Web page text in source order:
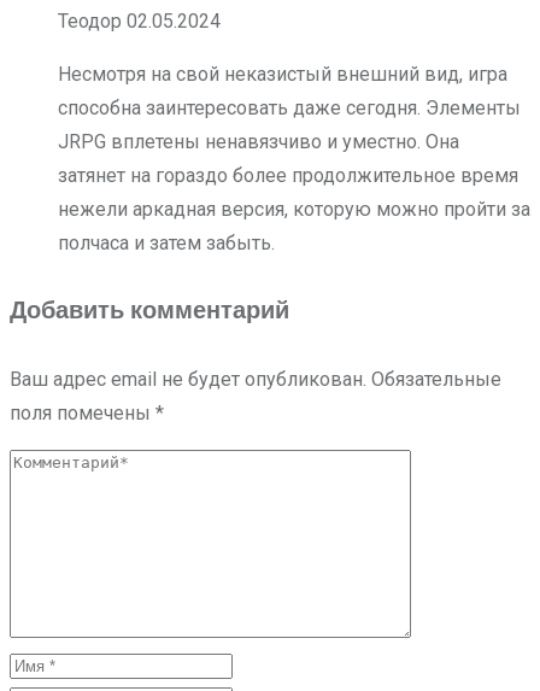
Теодор 02.05.2024
Несмотря на свой неказистый внешний вид, игра
способна заинтересовать даже сегодня. Элементы
JRPG вплетены ненавязчиво и уместно. Она
затянет на гораздо более продолжительное время
нежели аркадная версия, которую можно пройти за
полчаса и затем забыть.
Добавить комментарий
Ваш адрес email не будет опубликован. Обязательные
поля помечены *